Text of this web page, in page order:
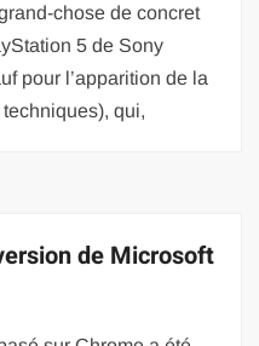
chose de concret
5 de Sony
pour l’apparition de la
qui,
de Microsoft